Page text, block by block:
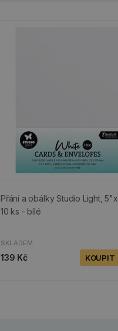
Přání a obálky Studio Light,
10 ks - bílé
SKLADEM
139 Kč KOUPIT